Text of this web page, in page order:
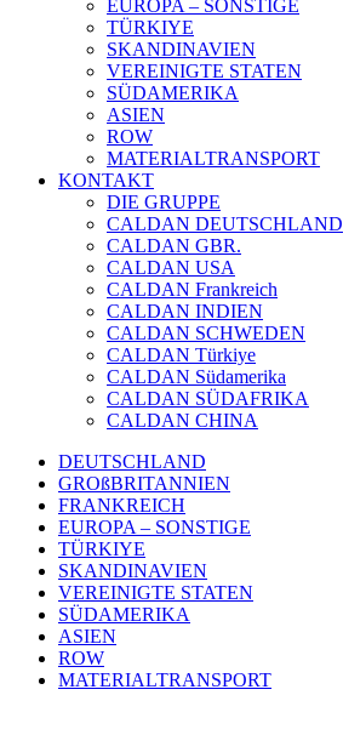
EUROPA – SONSTIGE
TÜRKIYE
SKANDINAVIEN
VEREINIGTE STATEN
SÜDAMERIKA
ASIEN
ROW
MATERIALTRANSPORT
KONTAKT
DIE GRUPPE
CALDAN DEUTSCHLAND
CALDAN GBR.
CALDAN USA
CALDAN Frankreich
CALDAN INDIEN
CALDAN SCHWEDEN
CALDAN Türkiye
CALDAN Südamerika
CALDAN SÜDAFRIKA
CALDAN CHINA
DEUTSCHLAND
GROßBRITANNIEN
FRANKREICH
EUROPA – SONSTIGE
TÜRKIYE
SKANDINAVIEN
VEREINIGTE STATEN
SÜDAMERIKA
ASIEN
ROW
MATERIALTRANSPORT